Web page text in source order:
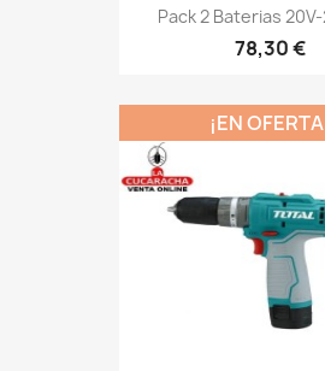
Pack 2 Baterias 20V-
78,30 €
¡EN